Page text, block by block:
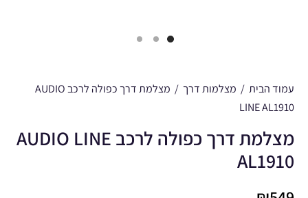
עמוד הבית / מצלמות דרך /
מצלמת דרך כפולה לרכב AUDIO
LINE AL1910
מצלמת דרך כפולה לרכב AUDIO LINE
AL1910